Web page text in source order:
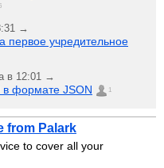
→
учредительное
в 12:01 →
в формате JSON 1
from Palark
to cover all your